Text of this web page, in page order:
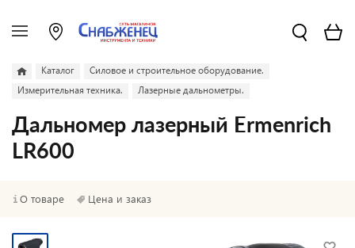
Каталог
Силовое и строительное оборудование.
Измерительная техника.
Лазерные дальнометры.
Дальномер лазерный Ermenrich
LR600
О товаре Цена и заказ